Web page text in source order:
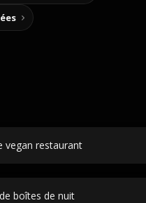
vegan restaurant
boîtes de nuit